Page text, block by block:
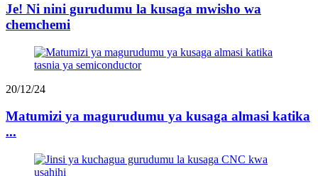
Je! Ni nini gurudumu la kusaga mwisho wa
chemchemi
20/12/24
Matumizi ya magurudumu ya kusaga almasi katika
...